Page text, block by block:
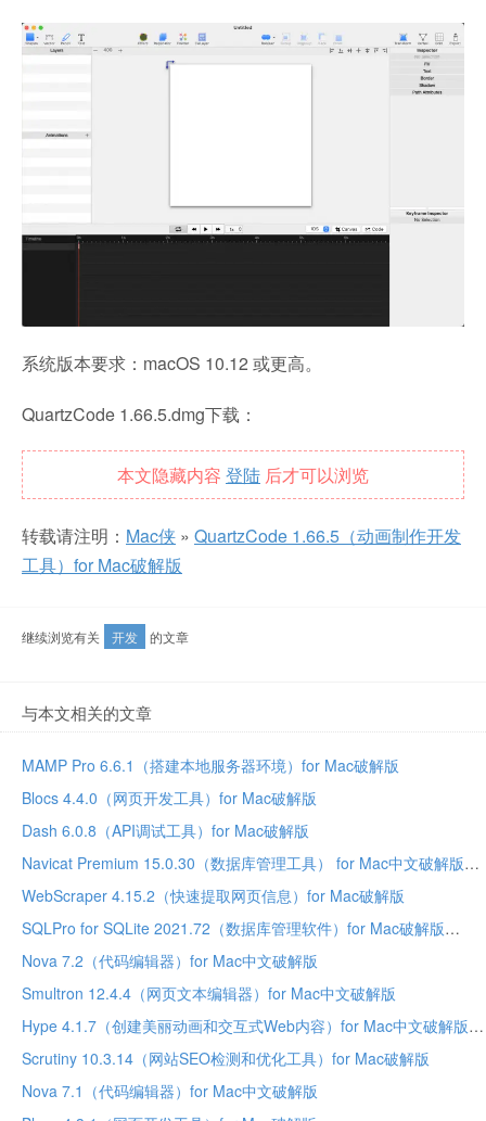
系统版本要求：macOS 10.12 或更高。
QuartzCode 1.66.5.dmg下载：
本文隐藏内容 登陆 后才可以浏览
转载请注明： Mac侠 » QuartzCode 1.66.5（动画制作开发
工具）for Mac破解版
继续浏览有关 开发 的文章
与本文相关的文章
MAMP Pro 6.6.1（搭建本地服务器环境）for Mac破解版
Blocs 4.4.0（网页开发工具）for Mac破解版
Dash 6.0.8（API调试工具）for Mac破解版
Navicat Premium 15.0.30（数据库管理工具） for Mac中文破解版
WebScraper 4.15.2（快速提取网页信息）for Mac破解版
SQLPro for SQLite 2021.72（数据库管理软件）for Mac破解版
Nova 7.2（代码编辑器）for Mac中文破解版
Smultron 12.4.4（网页文本编辑器）for Mac中文破解版
Hype 4.1.7（创建美丽动画和交互式Web内容）for Mac中文破解版
Scrutiny 10.3.14（网站SEO检测和优化工具）for Mac破解版
Nova 7.1（代码编辑器）for Mac中文破解版